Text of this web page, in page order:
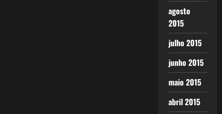
agosto
2015
julho 2015
junho 2015
maio 2015
abril 2015